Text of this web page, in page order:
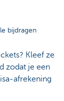
bijdragen
Kleef ze
zodat je een
afrekening